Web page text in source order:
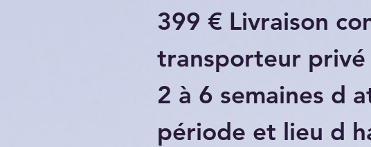
399 € Livraison
transporteur privé
2 à 6 semaines d
période et lieu d